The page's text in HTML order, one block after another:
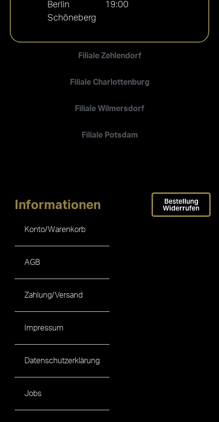
Filiale Zehlendorf
Filiale Charlottenburg
Filiale Wilmersdorf
Filiale Potsdam
Berlin
Schöneberg
19:00
Informationen
Konto/Warenkorb
AGB
Zahlung/Versand
Impressum
Datenschutzerklärung
Jobs
Bestellung
Widerrufen